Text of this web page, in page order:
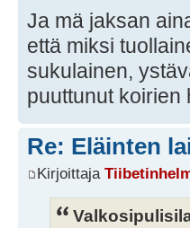
Ja mä jaksan
että miksi
sukulainen,
puuttunut koirien
Re: Eläinten
Kirjoittaja